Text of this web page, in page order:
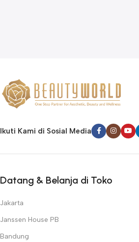
Ikuti Kami di Sosial Media
Datang & Belanja di Toko
Jakarta
Janssen House PB
Bandung